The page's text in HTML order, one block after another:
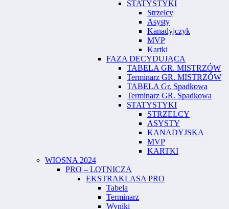
STATYSTYKI
Strzelcy
Asysty
Kanadyjczyk
MVP
Kartki
FAZA DECYDUJĄCA
TABELA GR. MISTRZÓW
Terminarz GR. MISTRZÓW
TABELA Gr. Spadkowa
Terminarz GR. Spadkowa
STATYSTYKI
STRZELCY
ASYSTY
KANADYJSKA
MVP
KARTKI
WIOSNA 2024
PRO – LOTNICZA
EKSTRAKLASA PRO
Tabela
Terminarz
Wyniki